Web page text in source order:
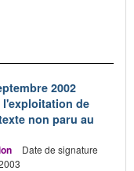
2002
de
non paru au
Date de signature